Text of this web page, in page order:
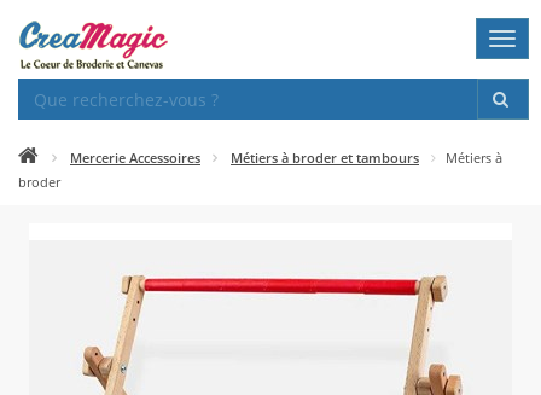
Mercerie Accessoires Métiers à broder et tambours
Métiers à
broder